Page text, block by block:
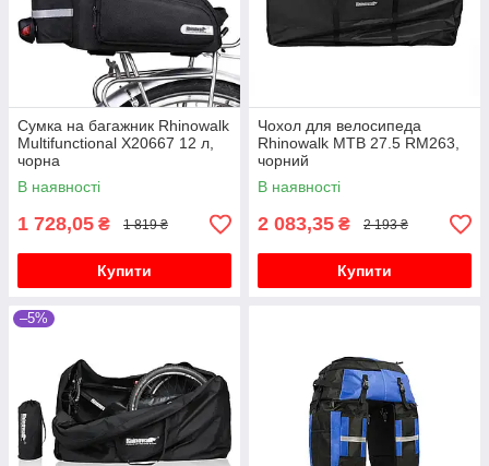
Сумка на багажник Rhinowalk
Multifunctional X20667 12 л,
чорна
В наявності
1 728,05 ₴ 1 819 ₴
Купити
Чохол для велосипеда
Rhinowalk MTB 27.5 RM263,
чорний
В наявності
2 083,35 ₴ 2 193 ₴
Купити
–5%